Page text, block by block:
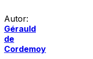
Autor:
Gérauld
de
Cordemoy